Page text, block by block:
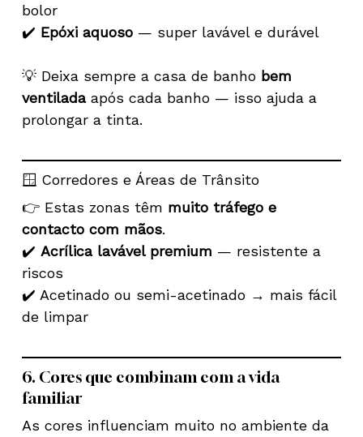
bolor
✔️ Epóxi aquoso— super lavável e durável
💡 Deixa sempre a casa de banho bem
ventiladaapós cada banho — isso ajuda a
prolongar a tinta.
🪟 Corredores e Áreas de Trânsito
👉 Estas zonas têm muito tráfego e
contacto com mãos.
✔️ Acrílica lavável premium — resistente a
riscos
✔️ Acetinado ou semi-acetinado → mais fácil
de limpar
6. Cores que combinam com a vida
familiar
As cores influenciam muito no ambiente da